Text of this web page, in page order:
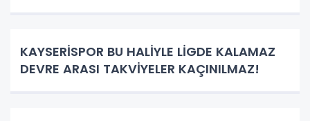
KAYSERİSPOR BU HALİYLE LİGDE KALAMAZ
DEVRE ARASI TAKVİYELER KAÇINILMAZ!